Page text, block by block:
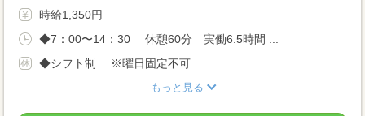
時給1,350円
◆7：00〜14：30 休憩60分 実働6.5時間 ...
◆シフト制 ※曜日固定不可
もっと見る